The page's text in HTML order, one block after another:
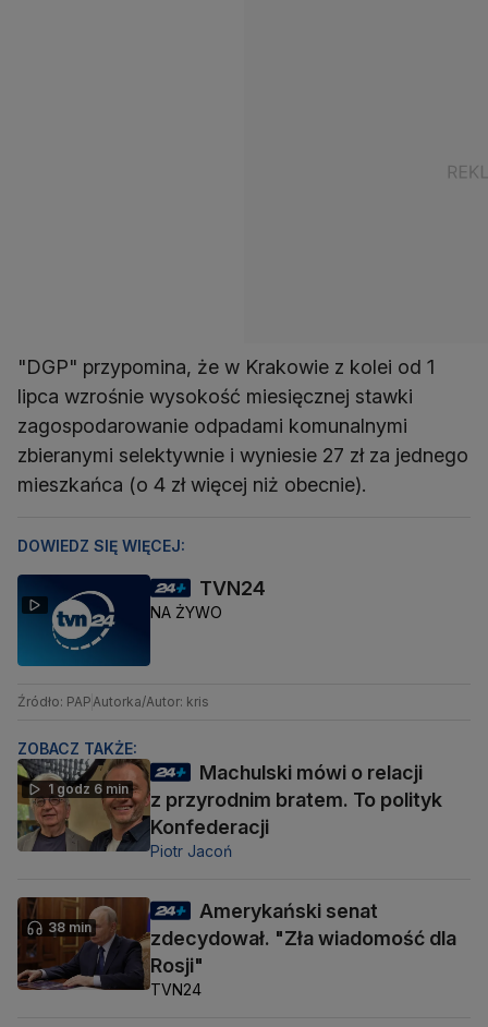
"DGP" przypomina, że w Krakowie z kolei od 1
lipca wzrośnie wysokość miesięcznej stawki
zagospodarowanie odpadami komunalnymi
zbieranymi selektywnie i wyniesie 27 zł za jednego
mieszkańca (o 4 zł więcej niż obecnie).
DOWIEDZ SIĘ WIĘCEJ:
TVN24
NA ŻYWO
Źródło: PAPAutorka/Autor: kris
ZOBACZ TAKŻE:
1 godz 6 min
Machulski mówi o relacji
z przyrodnim bratem. To polityk
Konfederacji
Piotr Jacoń
38 min
Amerykański senat
zdecydował. "Zła wiadomość dla
Rosji"
TVN24